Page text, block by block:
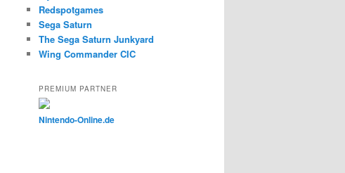
Redspotgames
Sega Saturn
The Sega Saturn Junkyard
Wing Commander CIC
PREMIUM PARTNER
Nintendo-Online.de